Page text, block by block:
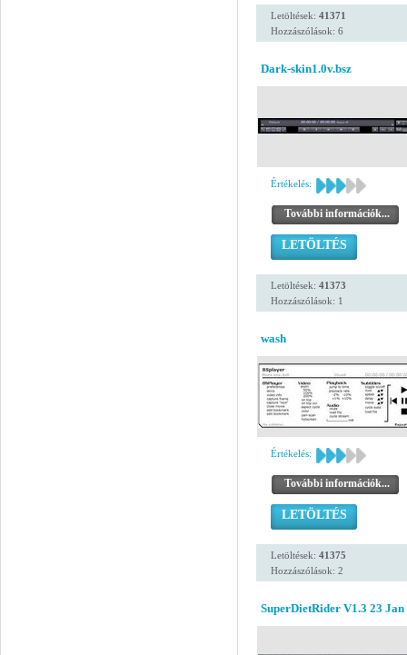
Letöltések: 41371
Hozzászólások: 6
Dark-skin1.0v.bsz
Értékelés:
További információk...
LETÖLTÉS
Letöltések: 41373
Hozzászólások: 1
wash
Értékelés:
További információk...
LETÖLTÉS
Letöltések: 41375
Hozzászólások: 2
SuperDietRider V1.3 23 Jan